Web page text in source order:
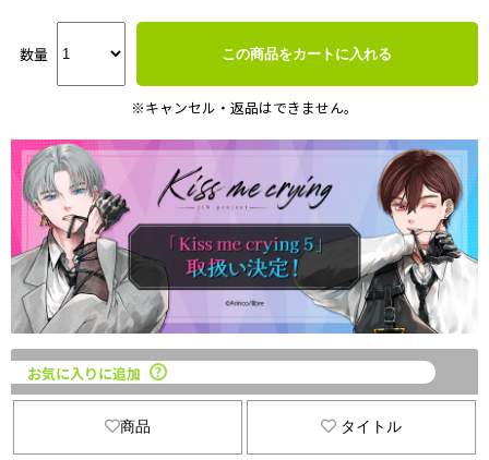
数量 この商品をカートに入れる
※キャンセル・返品はできません。
お気に入りに追加
商品 タイトル